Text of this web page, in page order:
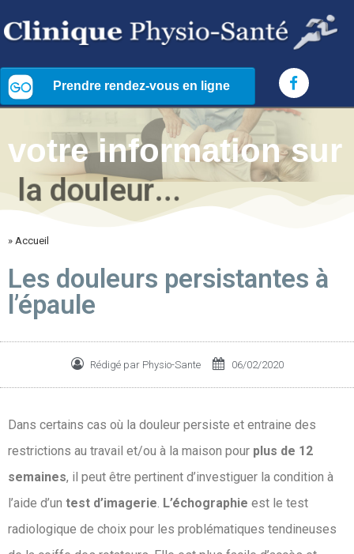
votre information sur
a douleur...
» Accueil
Les douleurs persistantes à
l’épaule
Rédigé par Physio-Sante 06/02/2020
Dans certains cas où la douleur persiste et entraine des
restrictions au travail et/ou à la maison pour plus de 12
semaines, il peut être pertinent d’investiguer la condition à
l’aide d’un test d’imagerie. L’échographie est le test
radiologique de choix pour les problématiques tendineuses